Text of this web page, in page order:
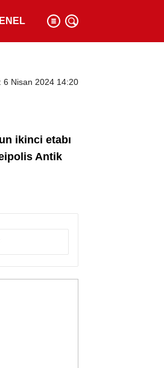
6 Nisan 2024 14:20
ikinci etabı
Antik